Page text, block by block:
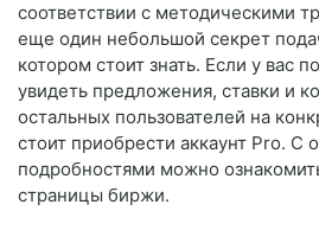
соответствии с методическими
еще один небольшой секрет
котором стоит знать. Если у вас
увидеть предложения, ставки и
остальных пользователей на
стоит приобрести аккаунт Pro. С
подробностями можно
страницы биржи.